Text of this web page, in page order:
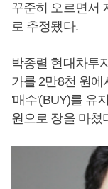
꾸준히 오르면서
로 추정됐다.
박종렬 현대차투
가를 2만8천 원
'매수'(BUY)를 유
원으로 장을 마쳤